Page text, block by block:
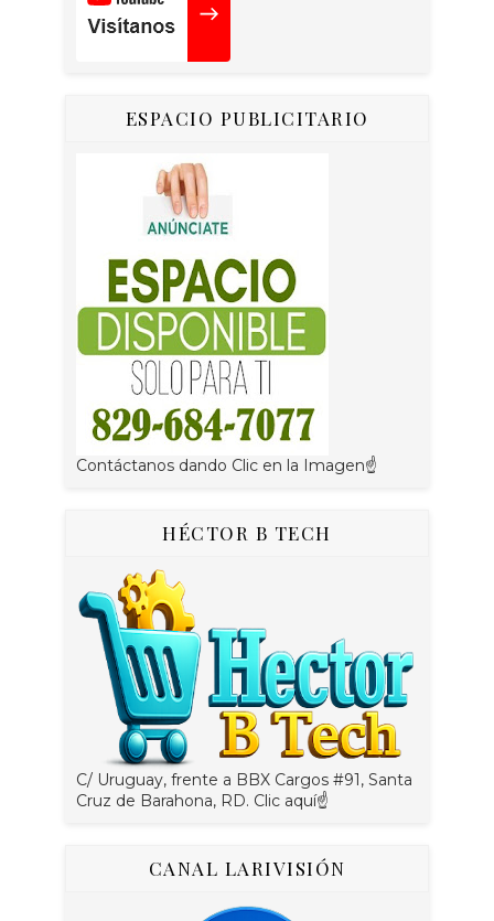
ESPACIO PUBLICITARIO
Contáctanos dando Clic en la Imagen☝
HÉCTOR B TECH
C/ Uruguay, frente a BBX Cargos #91, Santa
Cruz de Barahona, RD. Clic aquí☝
CANAL LARIVISIÓN